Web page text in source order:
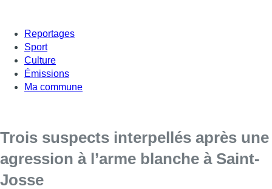
Reportages
Sport
Culture
Émissions
Ma commune
Trois suspects interpellés après une
agression à l’arme blanche à Saint-
Josse